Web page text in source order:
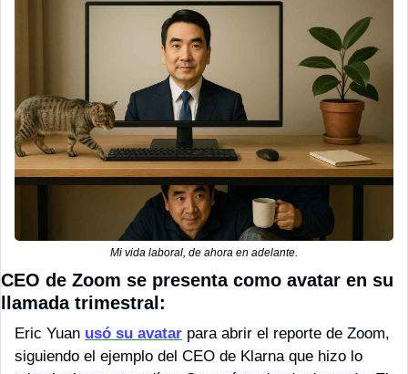
Mi vida laboral, de ahora en adelante.
CEO de Zoom se presenta como avatar en su
llamada trimestral:
Eric Yuan usó su avatar para abrir el reporte de Zoom,
siguiendo el ejemplo del CEO de Klarna que hizo lo